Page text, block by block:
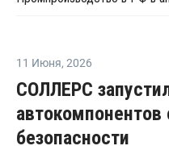
11 Июня, 2026
СОЛЛЕРС
безопасности